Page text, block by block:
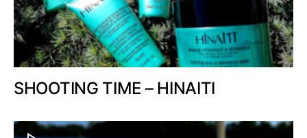
SHOOTING TIME – HINAITI